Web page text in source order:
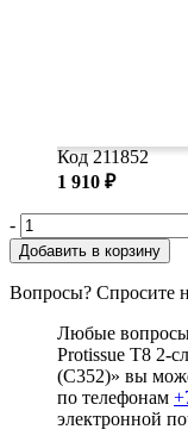
Код 211852
1 910 ₽
-
Добавить в корзину
Вопросы? Спросите
Любые вопросы
Protissue T8 2-
(С352)» вы
по телефонам
электронной